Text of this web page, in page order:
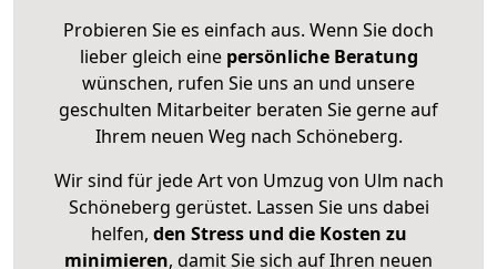
Probieren Sie es einfach aus. Wenn Sie doch
lieber gleich eine persönliche Beratung
wünschen, rufen Sie uns an und unsere
geschulten Mitarbeiter beraten Sie gerne auf
Ihrem neuen Weg nach Schöneberg.
Wir sind für jede Art von Umzug von Ulm nach
Schöneberg gerüstet. Lassen Sie uns dabei
helfen, den Stress und die Kosten zu
minimieren, damit Sie sich auf Ihren neuen